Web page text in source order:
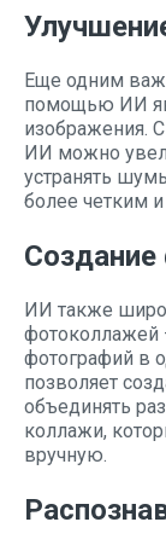
Еще одним
помощью ИИ
изображения.
ИИ можно
устранять
более четким
ИИ также
фотоколлажей
фотографий в
позволяет
объединять
коллажи,
вручную.